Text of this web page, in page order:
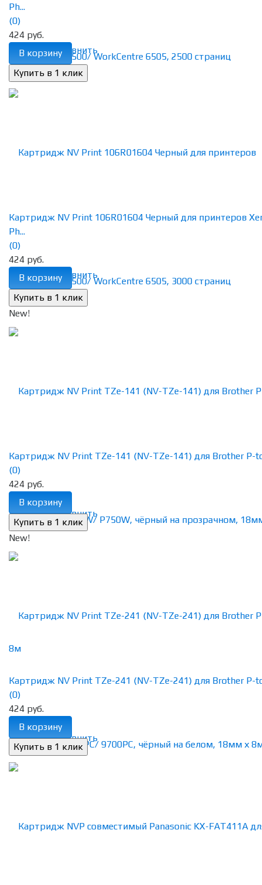
избранное сравнить
Ph...
(0)
424 руб.
В корзину
избранное сравнить
Картридж NV Print 106R01604 Черный для принтеров
Ph...
(0)
424 руб.
В корзину
New!
избранное сравнить
Картридж NV Print TZe-141 (NV-TZe-141) для Brother P-
(0)
424 руб.
В корзину
New!
избранное сравнить
Картридж NV Print TZe-241 (NV-TZe-241) для Brother P-
(0)
424 руб.
В корзину